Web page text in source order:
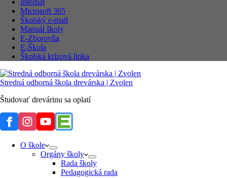
Internát
Microsoft 365
Školský e-mail
Manuál školy
E-Zborovňa
E-Škola
Školská krízová linka
Stredná odborná škola drevárska | Zvolen
Študovať drevárinu sa oplatí
O škole
Orgány školy
Rada školy
Pedagogická rada